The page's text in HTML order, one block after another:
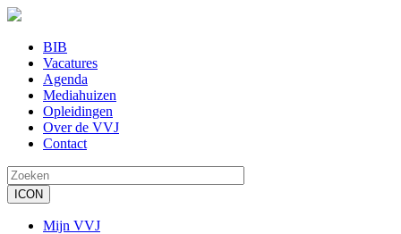
Overslaan
naar
inhoud
gaan
Secondary
menu
BIB
Vacatures
Agenda
Mediahuizen
Opleidingen
Over de VVJ
Contact
Mijn VVJ